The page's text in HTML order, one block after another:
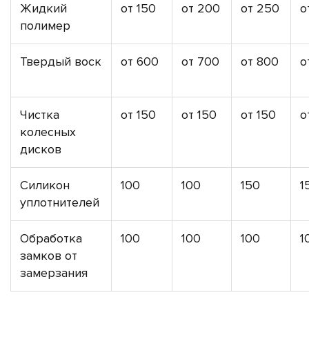
Жидкий
полимер
от 150 от 200 от 250
Твердый воск от 600 от 700 от 800
Чистка
колесных
дисков
от 150 от 150 от 150
Силикон
уплотнителей
100 100 150
Обработка
замков от
замерзания
100 100 100